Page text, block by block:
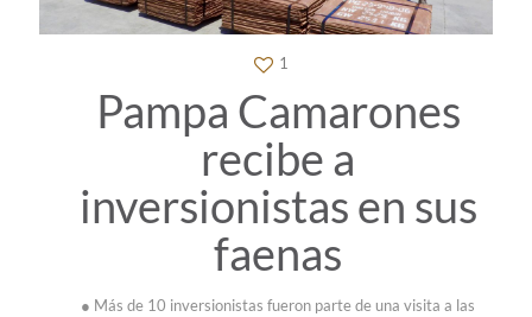
1
Pampa Camarones
recibe a
inversionistas en sus
faenas
● Más de 10 inversionistas fueron parte de una visita a las